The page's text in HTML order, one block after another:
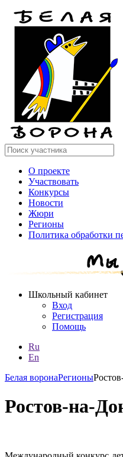
О проекте
Участвовать
Конкурсы
Новости
Жюри
Регионы
Политика обработки
Школьный кабинет
Вход
Регистрация
Помощь
Ru
En
Белая воронаРегионы
Ростов-на-